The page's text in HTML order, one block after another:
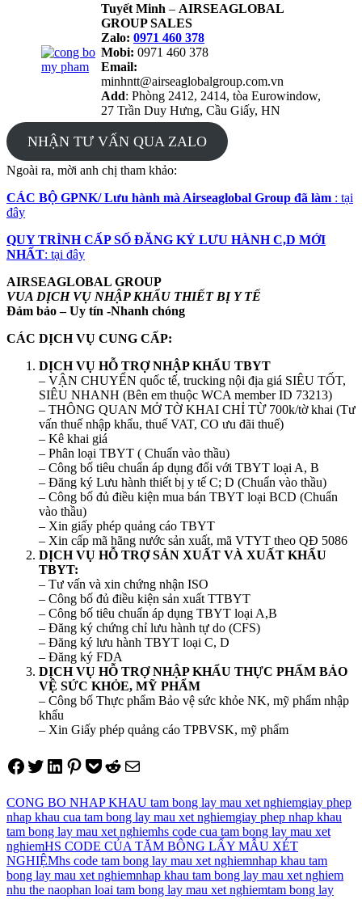
Tuyết Minh – AIRSEAGLOBAL
GROUP SALES
Zalo: 0971 460 378
Mobi: 0971 460 378
Email:
minhntt@airseaglobalgroup.com.vn
Add: Phòng 2412, 2414, tòa Eurowindow,
27 Trần Duy Hưng, Cầu Giấy, HN
NHẬN TƯ VẤN QUA ZALO
Ngoài ra, mời anh chị tham khảo:
CÁC BỘ GPNK/ Lưu hành mà Airseaglobal Group đã làm : tại
đây
QUY TRÌNH CẤP SỐ ĐĂNG KÝ LƯU HÀNH C,D MỚI
NHẤT: tại đây
AIRSEAGLOBAL GROUP
VUA DỊCH VỤ NHẬP KHẨU THIẾT BỊ Y TẾ
Đảm bảo – Uy tín -Nhanh chóng
CÁC DỊCH VỤ CUNG CẤP:
DỊCH VỤ HỖ TRỢ NHẬP KHẨU TBYT
– VẬN CHUYỂN quốc tế, trucking nội địa giá SIÊU TỐT,
SIÊU NHANH (Bên em thuộc WCA member ID 73213)
– THÔNG QUAN MỞ TỜ KHAI CHỈ TỪ 700k/tờ khai (Tư
vấn thuế nhập khẩu, thuế VAT, CO ưu đãi thuế)
– Kê khai giá
– Phân loại TBYT ( Chuẩn vào thầu)
– Công bố tiêu chuẩn áp dụng đối với TBYT loại A, B
– Đăng ký Lưu hành thiết bị y tế C; D (Chuẩn vào thầu)
– Công bố đủ điều kiện mua bán TBYT loại BCD (Chuẩn
vào thầu)
– Xin giấy phép quảng cáo TBYT
– Xin cấp mã hãng nước sản xuất, mã VTYT theo QĐ 5086
DỊCH VỤ HỖ TRỢ SẢN XUẤT VÀ XUẤT KHẨU
TBYT:
– Tư vấn và xin chứng nhận ISO
– Công bố đủ điều kiện sản xuất TTBYT
– Công bố tiêu chuẩn áp dụng TBYT loại A,B
– Đăng ký chứng chỉ lưu hành tự do (CFS)
– Đăng ký lưu hành TBYT loại C, D
– Đăng ký FDA
DỊCH VỤ HỖ TRỢ NHẬP KHẨU THỰC PHẨM BẢO
VỆ SỨC KHỎE, MỸ PHẨM
– Công bố Thực phẩm Bảo vệ sức khỏe NK, mỹ phẩm nhập
khẩu
– Xin Giấy phép quảng cáo TPBVSK, mỹ phẩm
Share on Facebook
Tweet on Twitter
Share on LinkedIn
Pin on Pinterest
Save to pocket
Share on Reddit
Share via Email
CONG BO NHAP KHAU tam bong lay mau xet nghiemgiay phep
nhap khau cua tam bong lay mau xet nghiemgiay phep nhap khau
tam bong lay mau xet nghiemhs code cua tam bong lay mau xet
nghiemHS CODE CỦA TĂM BÔNG LẤY MẪU XÉT
NGHIỆMhs code tam bong lay mau xet nghiemnhap khau tam
bong lay mau xet nghiemnhap khau tam bong lay mau xet nghiem
nhu the naophan loai tam bong lay mau xet nghiemtam bong lay